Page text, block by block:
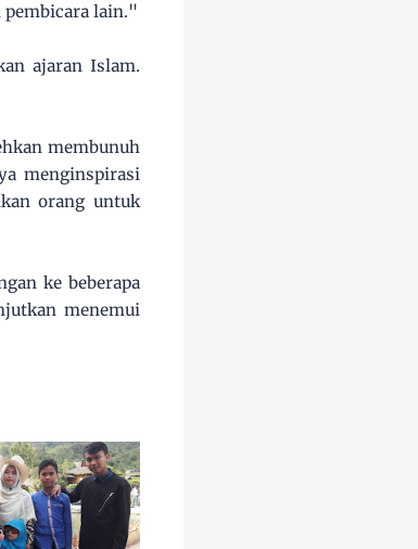
pembicara lain."
ajaran Islam.
membunuh
menginspirasi
orang untuk
ke beberapa
menemui